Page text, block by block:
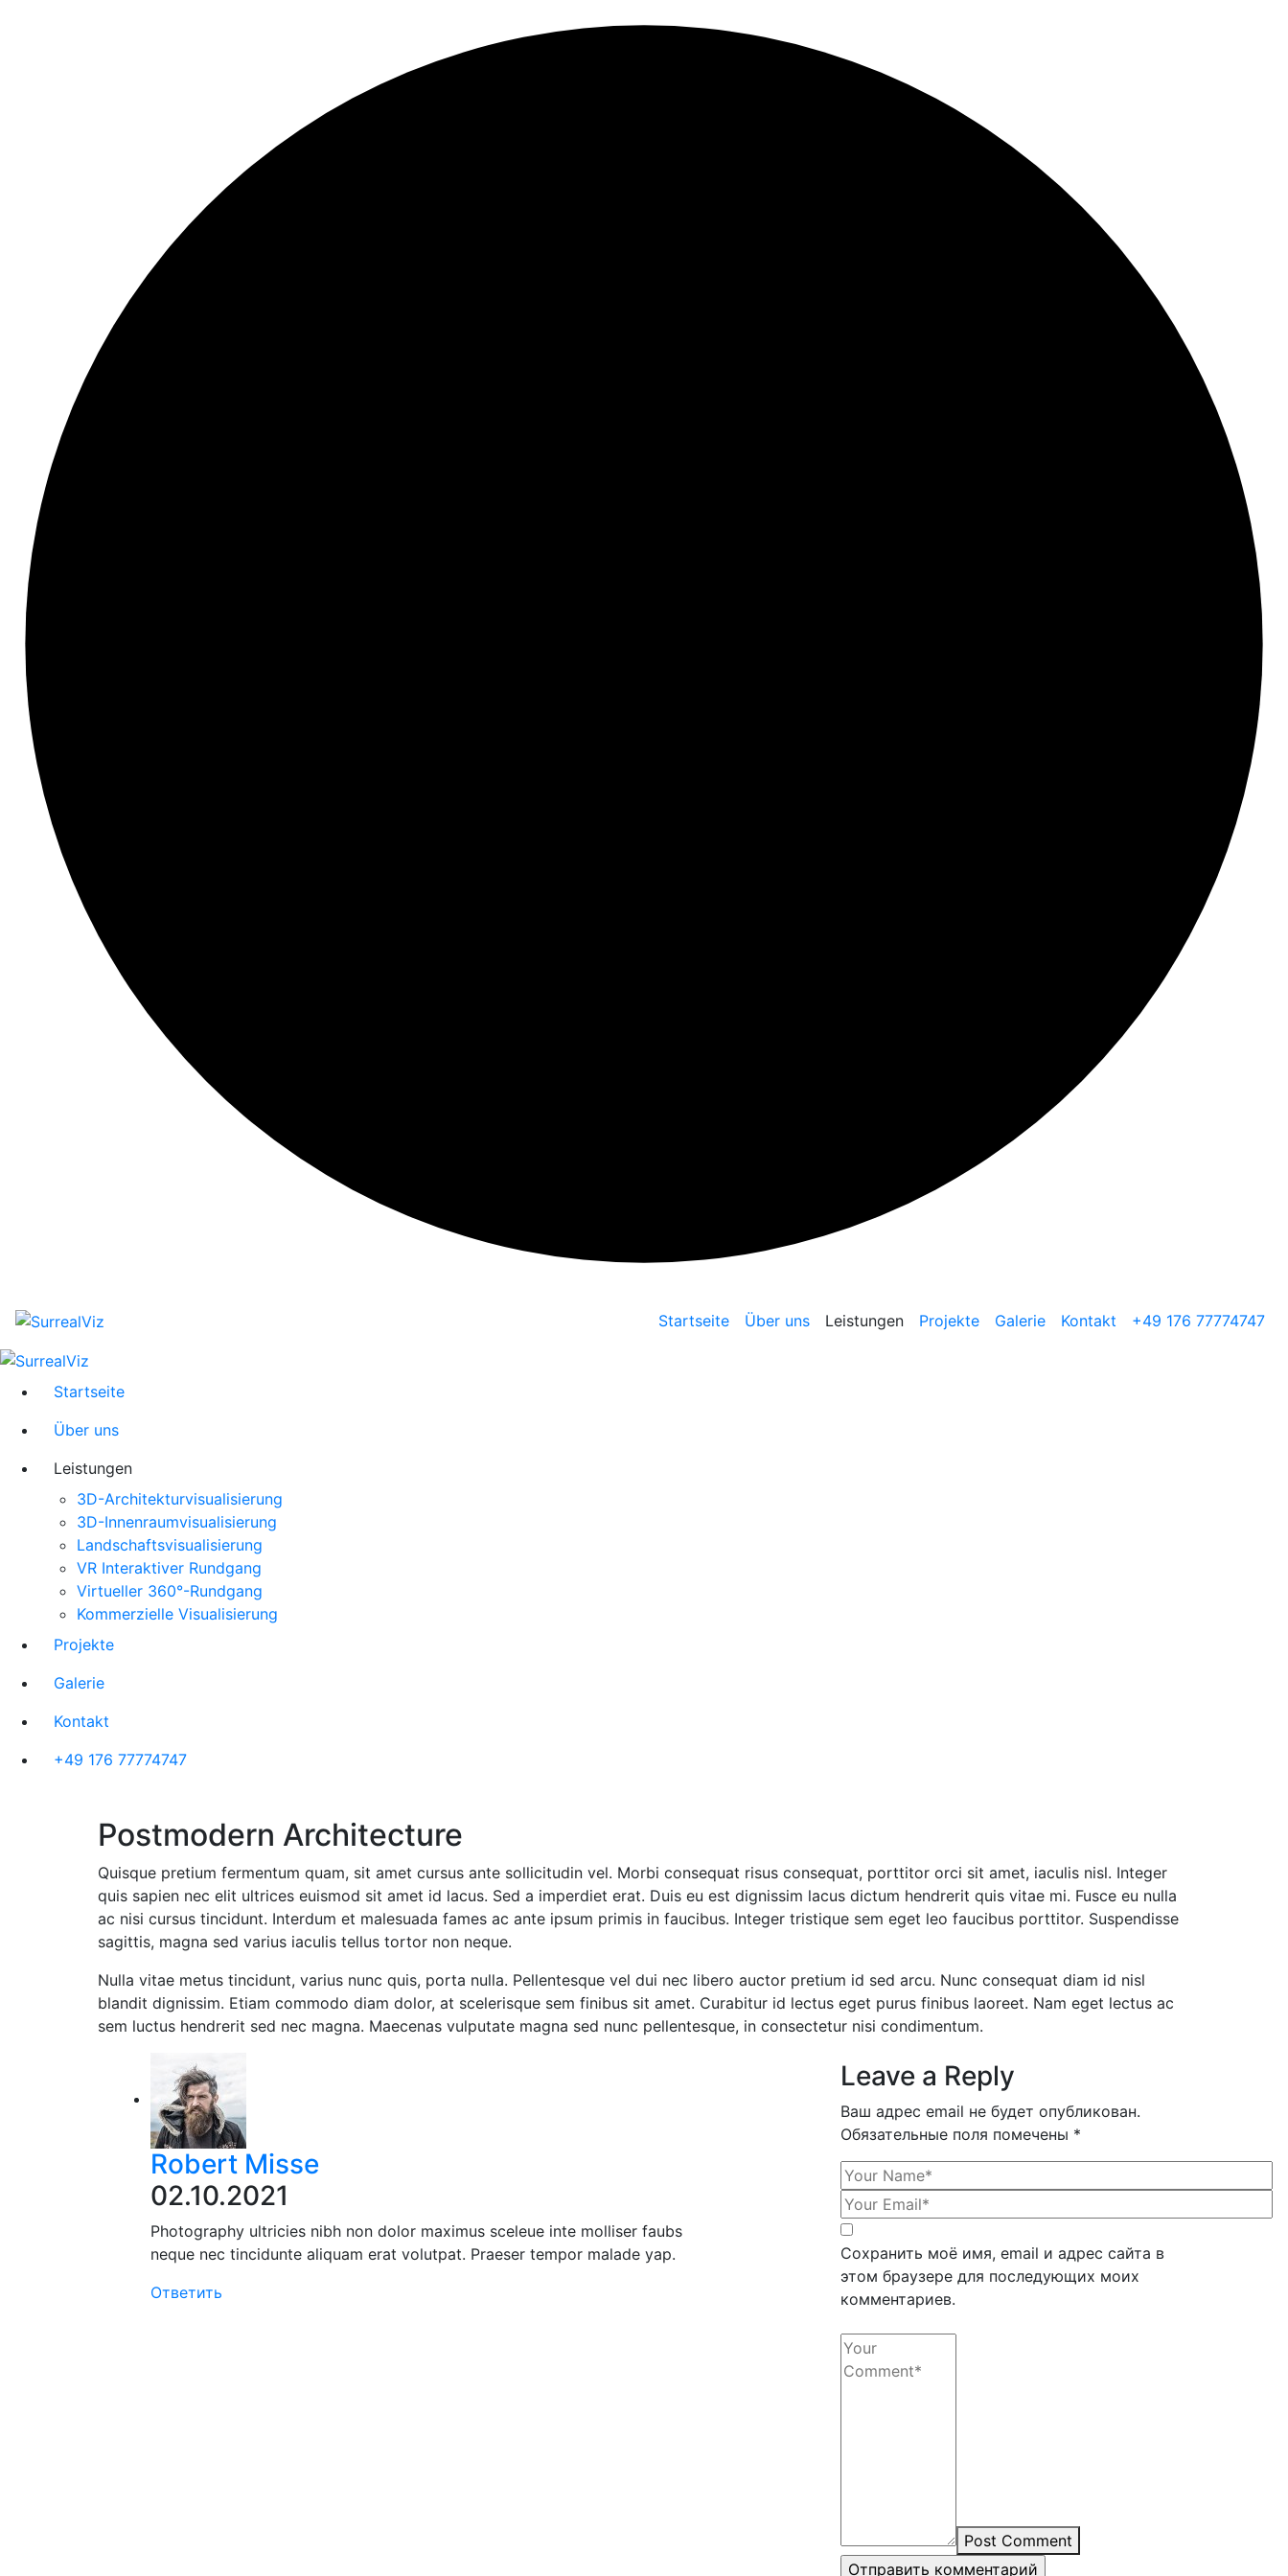
Startseite Über uns Leistungen Projekte Galerie Kontakt +49 176 77774747
Startseite
Über uns
Leistungen
3D-Architekturvisualisierung
3D-Innenraumvisualisierung
Landschaftsvisualisierung
VR Interaktiver Rundgang
Virtueller 360°-Rundgang
Kommerzielle Visualisierung
Projekte
Galerie
Kontakt
+49 176 77774747
Postmodern Architecture
Quisque pretium fermentum quam, sit amet cursus ante sollicitudin vel. Morbi consequat risus consequat, porttitor orci sit amet, iaculis nisl. Integer
quis sapien nec elit ultrices euismod sit amet id lacus. Sed a imperdiet erat. Duis eu est dignissim lacus dictum hendrerit quis vitae mi. Fusce eu nulla
ac nisi cursus tincidunt. Interdum et malesuada fames ac ante ipsum primis in faucibus. Integer tristique sem eget leo faucibus porttitor. Suspendisse
sagittis, magna sed varius iaculis tellus tortor non neque.
Nulla vitae metus tincidunt, varius nunc quis, porta nulla. Pellentesque vel dui nec libero auctor pretium id sed arcu. Nunc consequat diam id nisl
blandit dignissim. Etiam commodo diam dolor, at scelerisque sem finibus sit amet. Curabitur id lectus eget purus finibus laoreet. Nam eget lectus ac
sem luctus hendrerit sed nec magna. Maecenas vulputate magna sed nunc pellentesque, in consectetur nisi condimentum.
Robert Misse
02.10.2021
Photography ultricies nibh non dolor maximus sceleue inte molliser faubs
neque nec tincidunte aliquam erat volutpat. Praeser tempor malade yap.
Ответить
Leave a Reply
Ваш адрес email не будет опубликован.
Обязательные поля помечены *
Сохранить моё имя, email и адрес сайта в
этом браузере для последующих моих
комментариев.
Post Comment